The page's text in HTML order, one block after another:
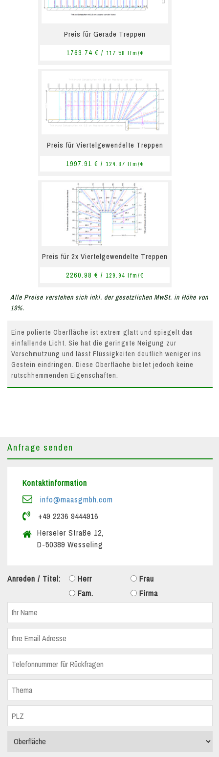
Preis für Gerade Treppen
1763.74 € / 117.58 lfm/€
Preis für Viertelgewendelte Treppen
1997.91 € / 124.87 lfm/€
Preis für 2x Viertelgewendelte Treppen
2260.98 € / 129.94 lfm/€
Alle Preise verstehen sich inkl. der gesetzlichen MwSt. in Höhe von
19%.
Eine polierte Oberfläche ist extrem glatt und spiegelt das
einfallende Licht. Sie hat die geringste Neigung zur
Verschmutzung und lässt Flüssigkeiten deutlich weniger ins
Gestein eindringen. Diese Oberfläche bietet jedoch keine
rutschhemmenden Eigenschaften.
Anfrage senden
Kontaktinformation
info@maasgmbh.com
+49 2236 9444916
Herseler Straße 12,
D-50389 Wesseling
Anreden / Titel: Herr
Frau
Fam.
Firma